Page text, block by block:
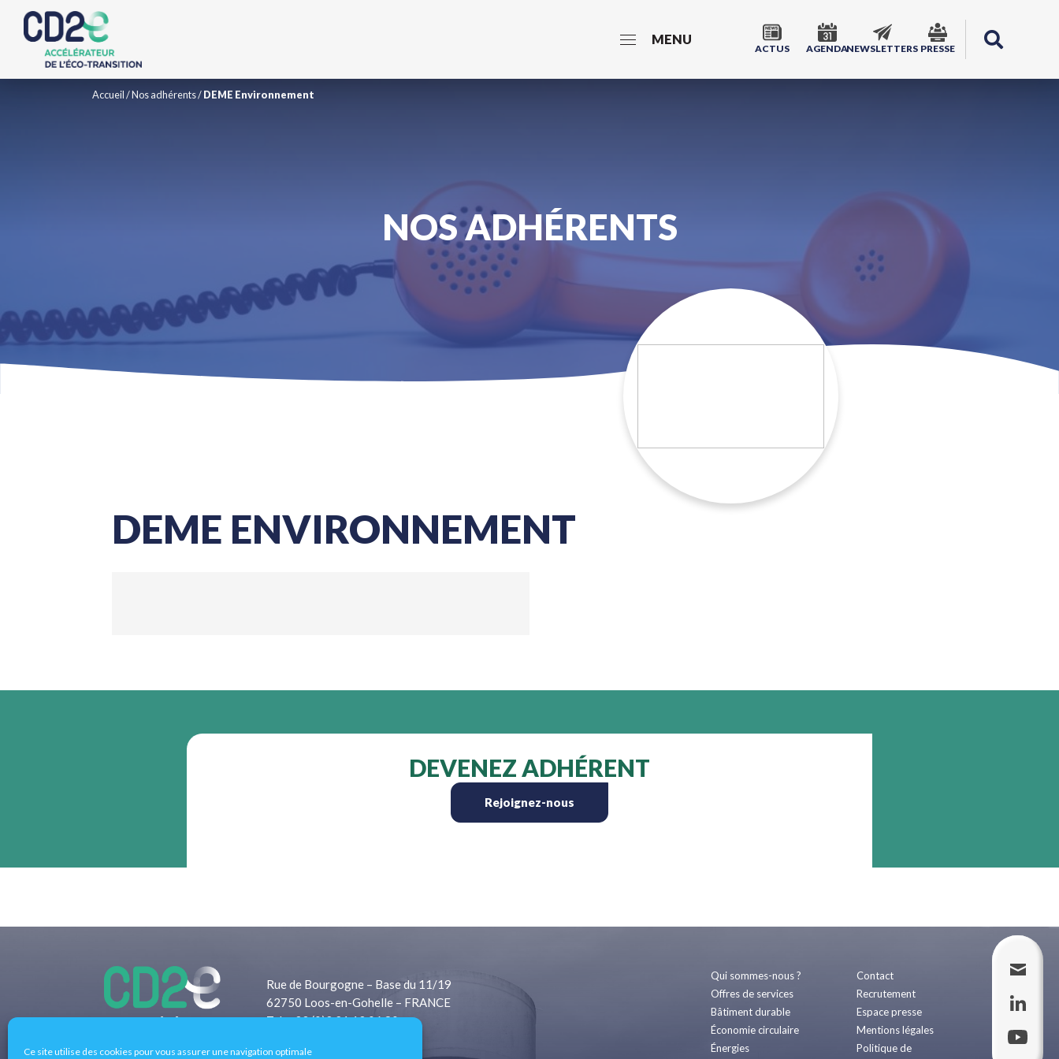
Ce site utilise des cookies pour vous assurer une navigation optimale
MENU
ACTUS AGENDANEWSLETTERS PRESSE
Accueil/Nos adhérents/DEME Environnement
NOS ADHÉRENTS
DEME ENVIRONNEMENT
DEVENEZ ADHÉRENT
Rejoignez-nous
Rue de Bourgogne – Base du 11/19
62750 Loos-en-Gohelle – FRANCE
Tel: +33 (0)3 21 13 06 80
Qui sommes-nous ?
Offres de services
Bâtiment durable
Économie circulaire
Énergies
Contact
Recrutement
Espace presse
Mentions légales
Politique de